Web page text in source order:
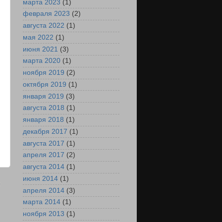
марта 2023 (1)
февраля 2023 (2)
августа 2022 (1)
мая 2022 (1)
июня 2021 (3)
марта 2020 (1)
ноября 2019 (2)
октября 2019 (1)
января 2019 (3)
августа 2018 (1)
января 2018 (1)
декабря 2017 (1)
августа 2017 (1)
апреля 2017 (2)
августа 2014 (1)
июня 2014 (1)
апреля 2014 (3)
марта 2014 (1)
ноября 2013 (1)